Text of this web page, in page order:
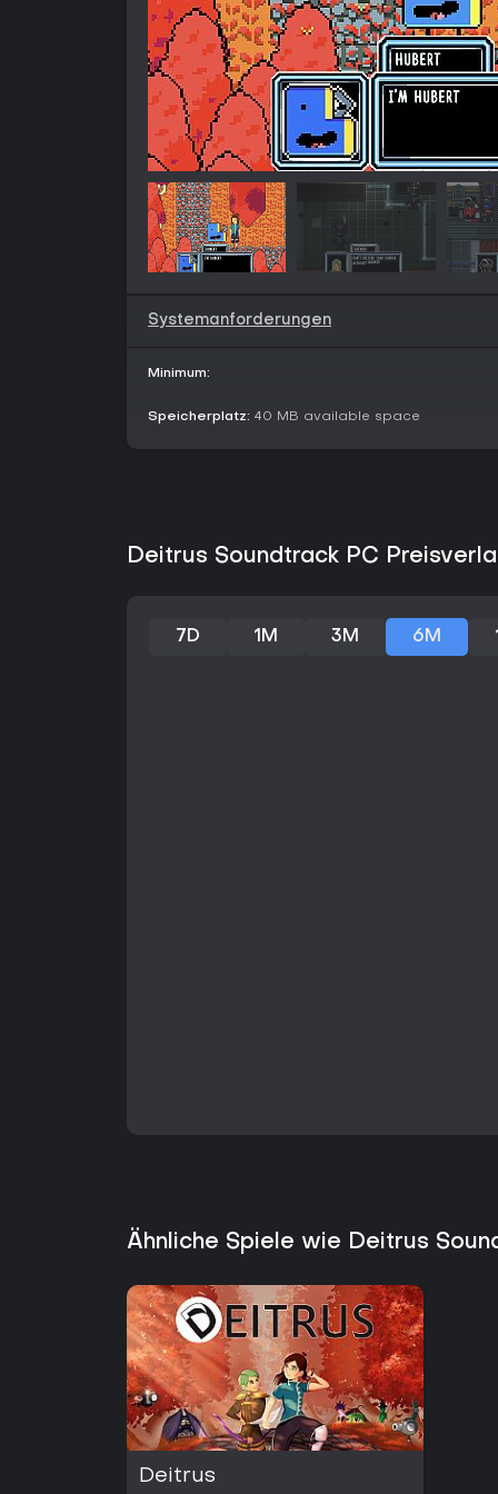
Systemanforderungen
Minimum:
Speicherplatz: 40 MB available space
Deitrus Soundtrack PC
7D 1M 3M 6M
Ähnliche Spiele wie Deitrus
Deitrus